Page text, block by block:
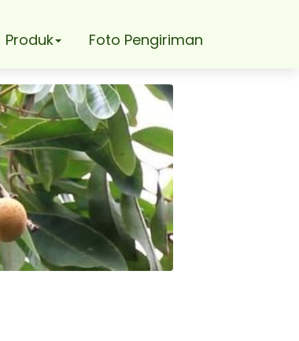
Produk Foto Pengiriman